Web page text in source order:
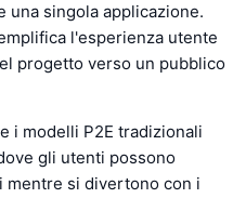
una singola applicazione.
l'esperienza utente
progetto verso un pubblico
i modelli P2E tradizionali
gli utenti possono
mentre si divertono con i